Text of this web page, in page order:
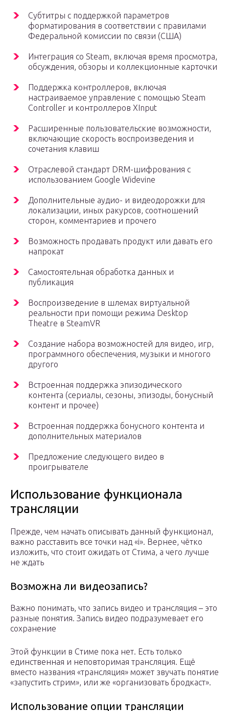
Субтитры с поддержкой параметров
форматирования в соответствии с правилами
Федеральной комиссии по связи (США)
Интеграция со Steam, включая время просмотра,
обсуждения, обзоры и коллекционные карточки
Поддержка контроллеров, включая
настраиваемое управление с помощью Steam
Controller и контроллеров XInput
Расширенные пользовательские возможности,
включающие скорость воспроизведения и
сочетания клавиш
Отраслевой стандарт DRM-шифрования с
использованием Google Widevine
Дополнительные аудио- и видеодорожки для
локализации, иных ракурсов, соотношений
сторон, комментариев и прочего
Возможность продавать продукт или давать его
напрокат
Самостоятельная обработка данных и
публикация
Воспроизведение в шлемах виртуальной
реальности при помощи режима Desktop
Theatre в SteamVR
Создание набора возможностей для видео, игр,
программного обеспечения, музыки и многого
другого
Встроенная поддержка эпизодического
контента (сериалы, сезоны, эпизоды, бонусный
контент и прочее)
Встроенная поддержка бонусного контента и
дополнительных материалов
Предложение следующего видео в
проигрывателе
Использование функционала
трансляции
Прежде, чем начать описывать данный функционал,
важно расставить все точки над «i». Вернее, чётко
изложить, что стоит ожидать от Стима, а чего лучше
не ждать
Возможна ли видеозапись?
Важно понимать, что запись видео и трансляция – это
разные понятия. Запись видео подразумевает его
сохранение
Этой функции в Стиме пока нет. Есть только
единственная и неповторимая трансляция. Ещё
вместо названия «трансляция» может звучать понятие
«запустить стрим», или же «организовать бродкаст».
Использование опции трансляции